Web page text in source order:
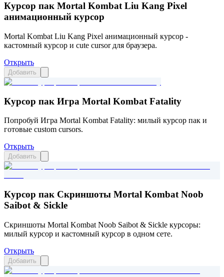
Курсор пак Mortal Kombat Liu Kang Pixel
анимационный курсор
Mortal Kombat Liu Kang Pixel анимационный курсор -
кастомный курсор и cute cursor для браузера.
Открыть
Добавить
Курсор пак Игра Mortal Kombat Fatality
Попробуй Игра Mortal Kombat Fatality: милый курсор пак и
готовые custom cursors.
Открыть
Добавить
Курсор пак Скриншоты Mortal Kombat Noob
Saibot & Sickle
Скриншоты Mortal Kombat Noob Saibot & Sickle курсоры:
милый курсор и кастомный курсор в одном сете.
Открыть
Добавить